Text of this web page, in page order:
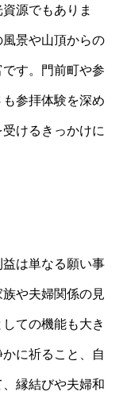
源でもありま
景や山頂からの
す。門前町や参
参拝体験を深め
けるきっかけに
は単なる願い事
や夫婦関係の見
ての機能も大き
に祈ること、自
縁結びや夫婦和